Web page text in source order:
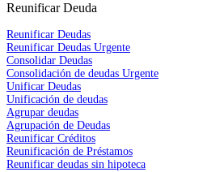
Reunificar Deuda
Reunificar Deudas
Reunificar Deudas Urgente
Consolidar Deudas
Consolidación de deudas Urgente
Unificar Deudas
Unificación de deudas
Agrupar deudas
Agrupación de Deudas
Reunificar Créditos
Reunificación de Préstamos
Reunificar deudas sin hipoteca